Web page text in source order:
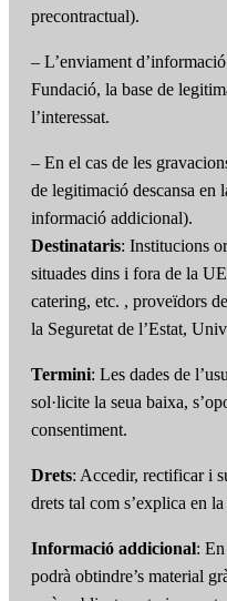
precontractual).
– L’enviament
Fundació, la base de
l’interessat.
– En el cas de les
de legitimació descansa
informació addicional).
Destinataris: Institucions
situades dins i fora de la
catering, etc. , proveïdors
la Seguretat de l’Estat,
Termini: Les dades de
sol·licite la seua baixa,
consentiment.
Drets: Accedir, rectificar i
drets tal com s’explica en
Informació addicional:
podrà obtindre’s material